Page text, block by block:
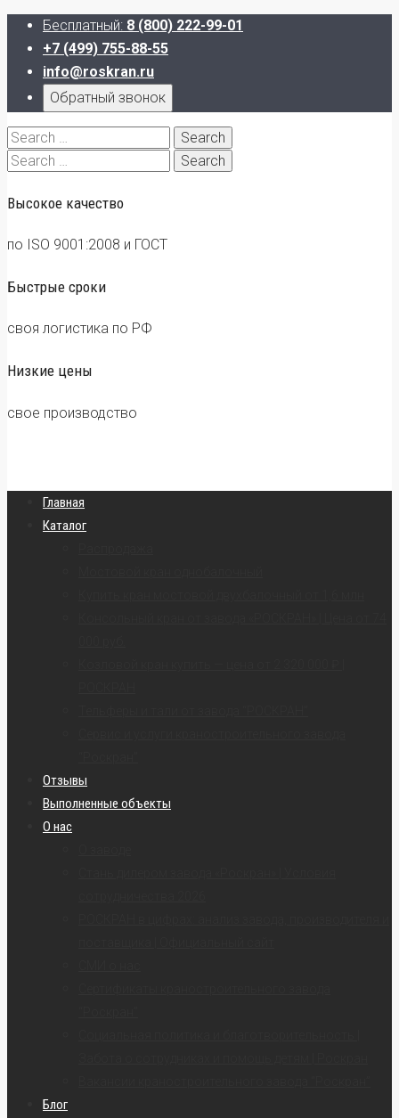
Бесплатный: 8 (800) 222-99-01
+7 (499) 755-88-55
info@roskran.ru
Обратный звонок
Search
for:
Search
Высокое качество
по ISO 9001:2008 и ГОСТ
Быстрые сроки
своя логистика по РФ
Низкие цены
свое производство
Главная
Каталог
Отзывы
Выполненные объекты
О нас
Блог